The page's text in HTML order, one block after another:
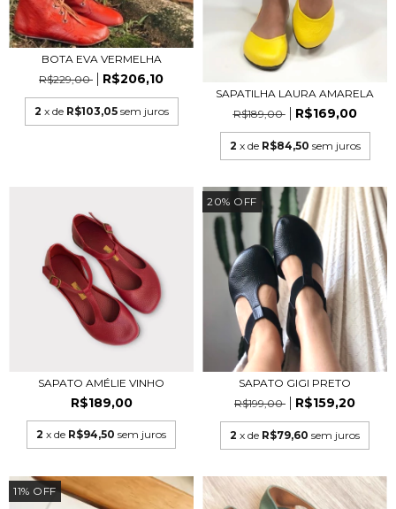
BOTA EVA VERMELHA
R$229,00
R$206,10
2 x de R$103,05 sem juros
SAPATILHA LAURA AMARELA
R$189,00
R$169,00
2 x de R$84,50 sem juros
SAPATO AMÉLIE VINHO
R$189,00
2 x de R$94,50 sem juros
20% OFF
SAPATO GIGI PRETO
R$199,00
R$159,20
2 x de R$79,60 sem juros
11% OFF